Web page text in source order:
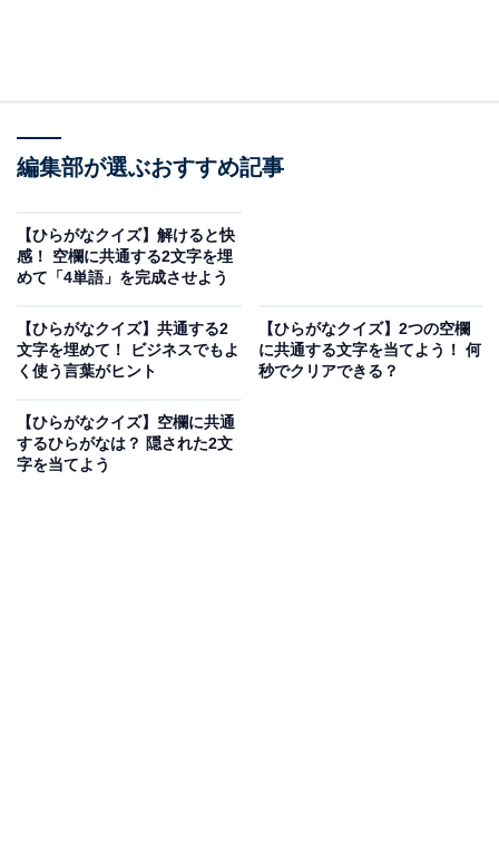
すたじ□□
□□ーるとら
ヒント：安室奈美恵さんのファッションをまねた人たち
の呼び方も含まれています！
次ページ 正解を見る
編集部が選ぶおすすめ記事
【ひらがなクイズ】解けると快
感！ 空欄に共通する2文字を埋
めて「4単語」を完成させよう
【ひらがなクイズ】共通する2
文字を埋めて！ ビジネスでもよ
く使う言葉がヒント
【ひらがなクイズ】2つの空欄
に共通する文字を当てよう！ 何
秒でクリアできる？
【ひらがなクイズ】空欄に共通
するひらがなは？ 隠された2文
字を当てよう